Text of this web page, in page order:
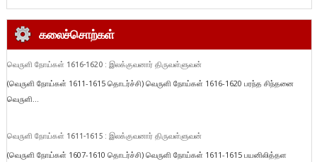
கலைச்சொற்கள்
வெருளி நோய்கள் 1616-1620 : இலக்குவனார் திருவள்ளுவன்
(வெருளி நோய்கள் 1611-1615 தொடர்ச்சி) வெருளி நோய்கள் 1616-1620 பரந்த சிந்தனை
வெருளி...
வெருளி நோய்கள் 1611-1615 : இலக்குவனார் திருவள்ளுவன்
(வெருளி நோய்கள் 1607-1610 தொடர்ச்சி) வெருளி நோய்கள் 1611-1615 பயனிலித்தள